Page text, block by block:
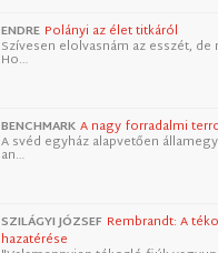
ENDRE Polányi az élet titkáról
Szívesen elolvasnám az esszét, de
Ho…
BENCHMARK A nagy forradalmi
A svéd egyház alapvetően
an…
SZILÁGYI JÓZSEF Rembrandt: A
hazatérése